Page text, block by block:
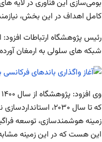
بومی‌سازی این فناوری در لایه
کامل اهداف در این بخش،
رئیس پژوهشگاه ارتباطات
شبکه های سلولی به ارمغان
که تا سال ۲۰۳۰،
زمینه هوشمندسازی، توسعه
این هست که در این زمینه